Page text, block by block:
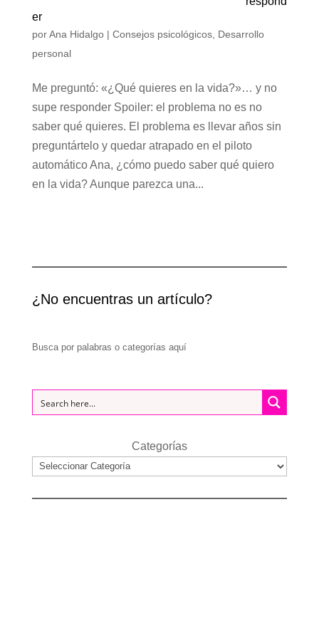
er
porAna Hidalgo| Consejos psicológicos, Desarrollo
personal
Me preguntó: «¿Qué quieres en la vida?»… y no
supe responder Spoiler: el problema no es no
saber qué quieres. El problema es llevar años sin
preguntártelo y quedar atrapado en el piloto
automático Ana, ¿cómo puedo saber qué quiero
en la vida? Aunque parezca una...
¿No encuentras un artículo?
Busca por palabras o categorías aquí
Categorías